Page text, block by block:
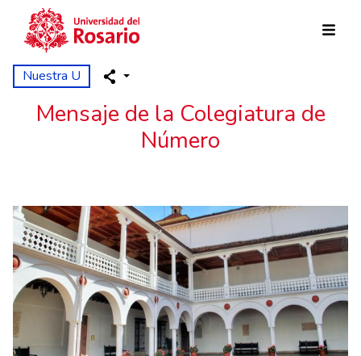
Pasar al contenido principal
Nuestra U
Mensaje de la Colegiatura de
Número